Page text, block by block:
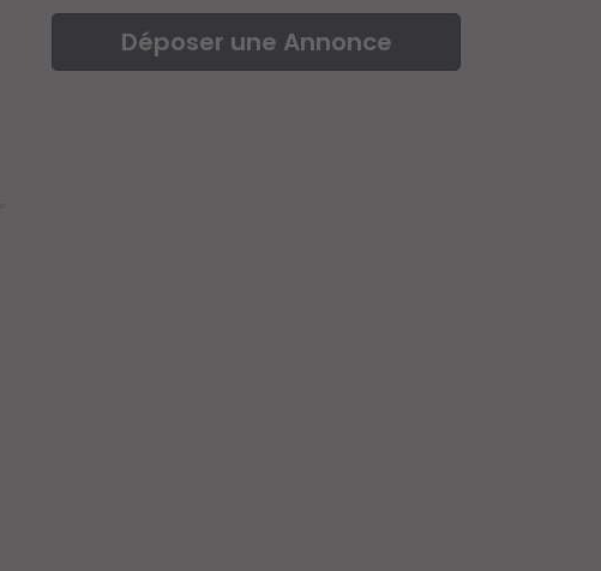
Déposer une Annonce